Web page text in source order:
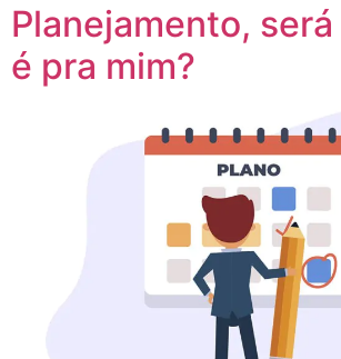
Planejamento,
é pra mim?